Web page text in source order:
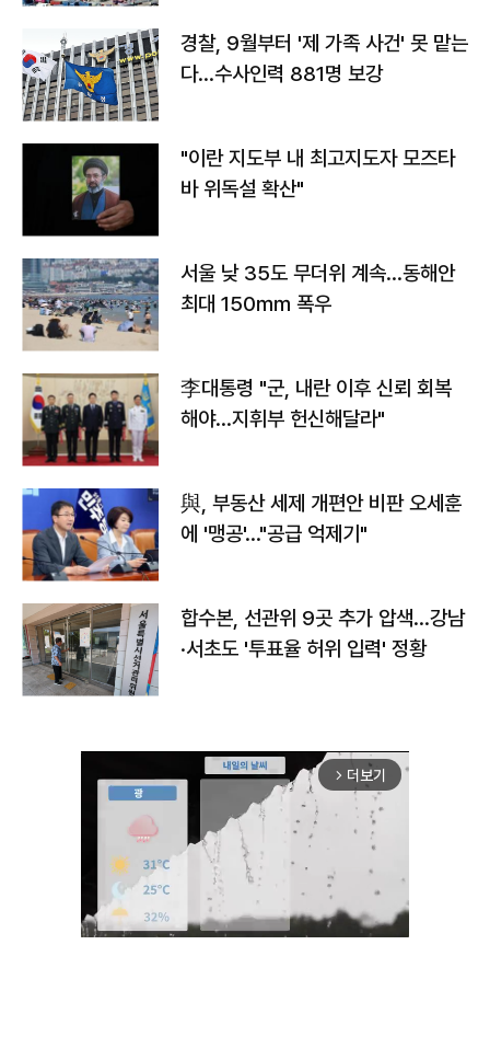
경찰, 9월부터 '제 가족 사건' 못 맡는
다…수사인력 881명 보강
"이란 지도부 내 최고지도자 모즈타
바 위독설 확산"
서울 낮 35도 무더위 계속…동해안
최대 150㎜ 폭우
李대통령 "군, 내란 이후 신뢰 회복
해야…지휘부 헌신해달라"
與, 부동산 세제 개편안 비판 오세훈
에 '맹공'…"공급 억제기"
합수본, 선관위 9곳 추가 압색…강남
·서초도 '투표율 허위 입력' 정황
arrow_forward_ios 더보기